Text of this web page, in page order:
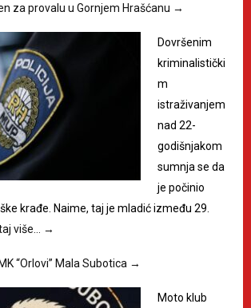
za provalu u Gornjem Hrašćanu →
Dovršenim
kriminalistički
m
istraživanjem
nad 22-
godišnjakom
sumnja se da
je počinio
krađe. Naime, taj je mladić između 29.
više… →
“Orlovi” Mala Subotica →
Moto klub